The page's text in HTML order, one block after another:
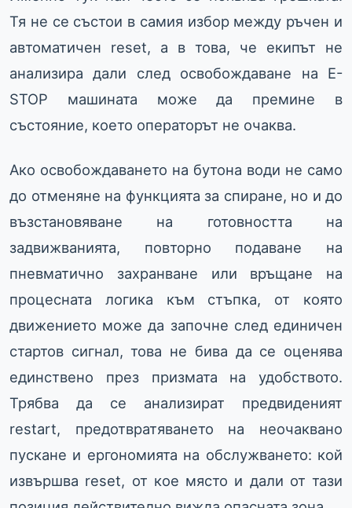
Тя не се състои в самия избор между ръчен и
автоматичен reset, а в това, че екипът не
анализира дали след освобождаване на E-
STOP машината може да премине в
състояние, което операторът не очаква.
Ако освобождаването на бутона води не само
до отменяне на функцията за спиране, но и до
възстановяване на готовността на
задвижванията, повторно подаване на
пневматично захранване или връщане на
процесната логика към стъпка, от която
движението може да започне след единичен
стартов сигнал, това не бива да се оценява
единствено през призмата на удобството.
Трябва да се анализират предвиденият
restart, предотвратяването на неочаквано
пускане и ергономията на обслужването: кой
извършва reset, от кое място и дали от тази